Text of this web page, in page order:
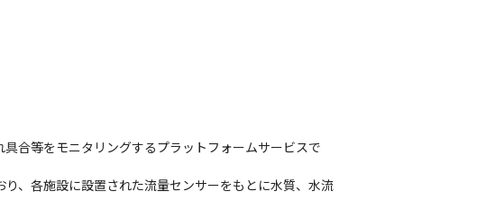
合等をモニタリングするプラットフォームサービスで
、各施設に設置された流量センサーをもとに水質、水流